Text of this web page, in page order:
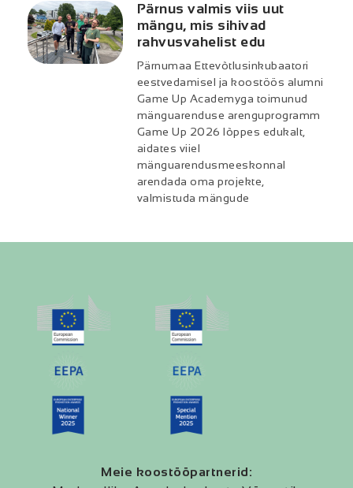
Pärnus valmis viis uut
mängu, mis sihivad
rahvusvahelist edu
Pärnumaa Ettevõtlusinkubaatori
eestvedamisel ja koostöös alumni
Game Up Academyga toimunud
mänguarenduse arenguprogramm
Game Up 2026 lõppes edukalt,
aidates viiel
mänguarendusmeeskonnal
arendada oma projekte,
valmistuda mängude
Meie koostööpartnerid: